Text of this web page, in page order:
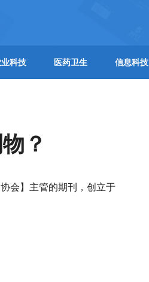
科技 医药卫生 信息科技
？
会】主管的期刊，创立于